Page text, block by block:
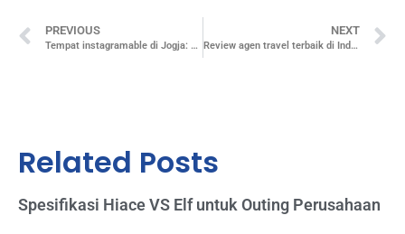
PREVIOUS
Tempat instagramable di Jogja: Menikmati Keindahan dengan Gaya
NEXT
Review agen travel terbaik di Indonesia
Related Posts
Spesifikasi Hiace VS Elf untuk Outing Perusahaan